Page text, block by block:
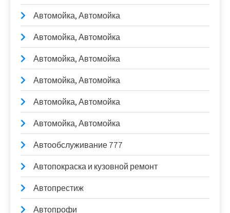
Автомойка, Автомойка
Автомойка, Автомойка
Автомойка, Автомойка
Автомойка, Автомойка
Автомойка, Автомойка
Автомойка, Автомойка
Автообслуживание 777
Автопокраска и кузовной ремонт
Автопрестиж
Автопрофи